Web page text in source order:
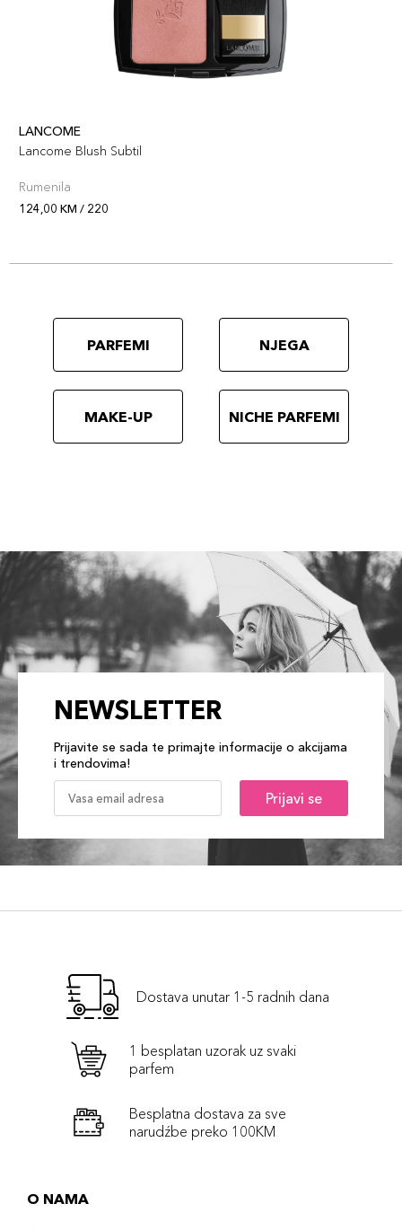
LANCOME
Lancome Blush Subtil
Rumenila
124,00 KM / 220
PARFEMI NJEGA
MAKE-UP NICHE PARFEMI
NEWSLETTER
Prijavite se sada te primajte informacije o akcijama
i trendovima!
Prijavi se
Dostava unutar 1-5 radnih dana
1 besplatan uzorak uz svaki
parfem
Besplatna dostava za sve
narudźbe preko 100KM
O NAMA